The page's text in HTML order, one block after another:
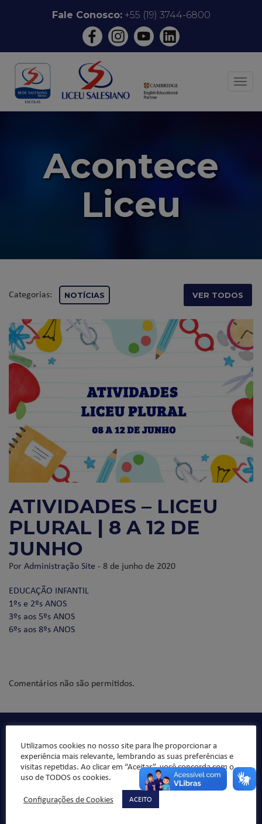
conteúdo
Fale Conosco:+55 (19) 3744-6800
Acontece
Liceu
Categorias: NOTÍCIAS VER TODOS
ATIVIDADES – LICEU
PLURAL | 8 A 12 DE
JUNHO
PorAdministração Site - 8 de junho de 2020
EDUCAÇÃO INFANTIL
1ºs e 2ºs ANOS
3ºs aos 5ºs ANOS
6ºs aos 8ºs ANOS
Comentários não são permitidos.
integral da criança/jovem, sempre norteado pelos valores
da ética e da moral, buscando formar “bons cristãos e
honestos cidadãos”.
Utilizamos cookies no nosso site para lhe proporcionar a
experiência mais relevante, lembrando as suas preferências e
visitas repetidas. Ao clicar em “Aceitar”, você concorda com o
uso de TODOS os cookies.
Configurações de Cookies
ACEITO